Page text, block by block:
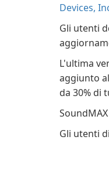
Devices,
Gli utenti
L'ultima
aggiunto
da 30% di
Gli utenti